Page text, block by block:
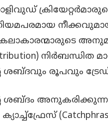
നിർബന്ധിത
ശബ്ദവും രൂപവും
അനുകരിക്കുന്നത്